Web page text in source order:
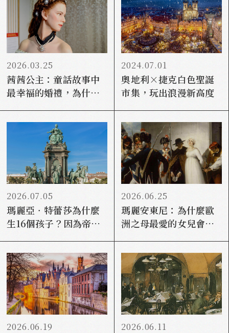
2026.03.25
茜茜公主：童話故事中
最幸福的婚禮，為什麼
點？
2024.07.01
奧地利×捷克白色聖誕
市集，玩出浪漫新高度
2026.07.05
瑪麗亞．特蕾莎為什麼
生16個孩子？因為帝國
2026.06.25
瑪麗安東尼：為什麼歐
洲之母最愛的女兒會被
2026.06.19 2026.06.11